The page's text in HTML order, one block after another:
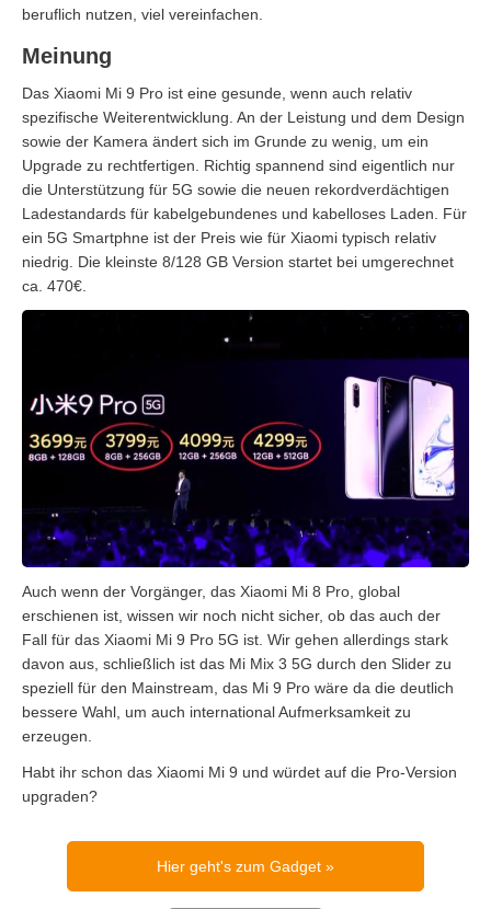
beruflich nutzen, viel vereinfachen.
Meinung
Das Xiaomi Mi 9 Pro ist eine gesunde, wenn auch relativ
spezifische Weiterentwicklung. An der Leistung und dem Design
sowie der Kamera ändert sich im Grunde zu wenig, um ein
Upgrade zu rechtfertigen. Richtig spannend sind eigentlich nur
die Unterstützung für 5G sowie die neuen rekordverdächtigen
Ladestandards für kabelgebundenes und kabelloses Laden. Für
ein 5G Smartphne ist der Preis wie für Xiaomi typisch relativ
niedrig. Die kleinste 8/128 GB Version startet bei umgerechnet
ca. 470€.
Auch wenn der Vorgänger, das Xiaomi Mi 8 Pro, global
erschienen ist, wissen wir noch nicht sicher, ob das auch der
Fall für das Xiaomi Mi 9 Pro 5G ist. Wir gehen allerdings stark
davon aus, schließlich ist das Mi Mix 3 5G durch den Slider zu
speziell für den Mainstream, das Mi 9 Pro wäre da die deutlich
bessere Wahl, um auch international Aufmerksamkeit zu
erzeugen.
Habt ihr schon das Xiaomi Mi 9 und würdet auf die Pro-Version
upgraden?
Hier geht's zum Gadget